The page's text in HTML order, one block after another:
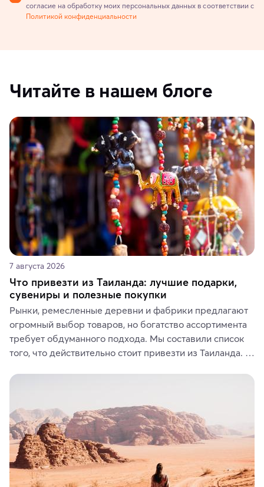
согласие на обработку моих персональных данных в соответствии с
Политикой конфиденциальности
Читайте в нашем блоге
7 августа 2026
Что привезти из Таиланда: лучшие подарки,
сувениры и полезные покупки
Рынки, ремесленные деревни и фабрики предлагают
огромный выбор товаров, но богатство ассортимента
требует обдуманного подхода. Мы составили список
того, что действительно стоит привезти из Таиланда.
средства, одежду, украшения, предметы интерьера
где их купить.